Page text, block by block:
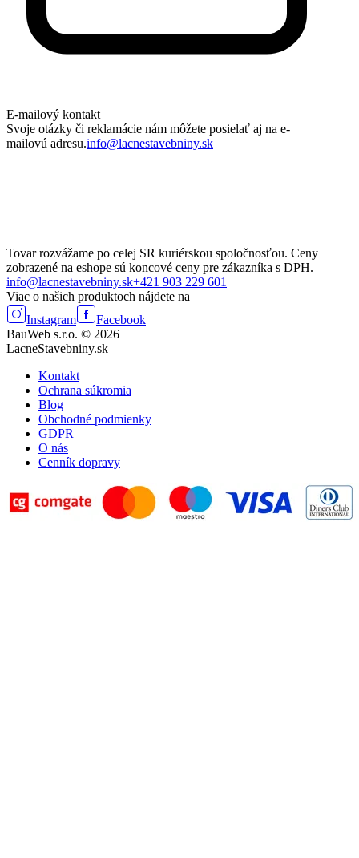
E-mailový kontakt
Svoje otázky či reklamácie nám môžete posielať aj na e-
mailovú adresu.info@lacnestavebniny.sk
Tovar rozvážame po celej SR kuriérskou spoločnosťou. Ceny
zobrazené na eshope sú koncové ceny pre zákazníka s DPH.
info@lacnestavebniny.sk+421 903 229 601
Viac o našich produktoch nájdete na
Instagram
Facebook
BauWeb s.r.o. © 2026
LacneStavebniny.sk
Kontakt
Ochrana súkromia
Blog
Obchodné podmienky
GDPR
O nás
Cenník dopravy